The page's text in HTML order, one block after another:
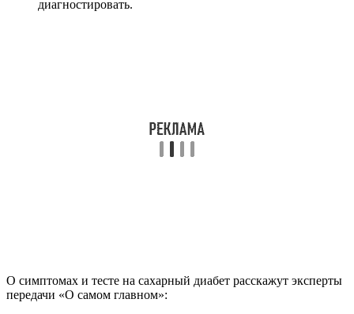
диагностировать.
О симптомах и тесте на сахарный диабет расскажут эксперты
передачи «О самом главном»: